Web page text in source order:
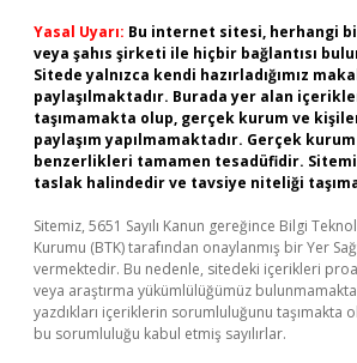
Yasal Uyarı: Bu internet sitesi, herhangi
veya şahıs şirketi ile hiçbir bağlantısı
Sitede yalnızca kendi hazırladığımız
paylaşılmaktadır. Burada yer alan
taşımamakta olup, gerçek kurum ve
paylaşım yapılmamaktadır. Gerçek
benzerlikleri tamamen tesadüfidir.
taslak halindedir ve tavsiye niteliği
Sitemiz, 5651 Sayılı Kanun gereğince Bilgi
Kurumu (BTK) tarafından onaylanmış bir Yer
vermektedir. Bu nedenle, sitedeki içerikleri
veya araştırma yükümlülüğümüz
yazdıkları içeriklerin sorumluluğunu taşımakta
bu sorumluluğu kabul etmiş sayılırlar.